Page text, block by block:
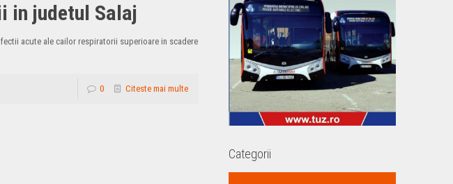
in judetul Salaj
acute ale cailor respiratorii superioare in scadere
0 Citeste mai multe
Categorii